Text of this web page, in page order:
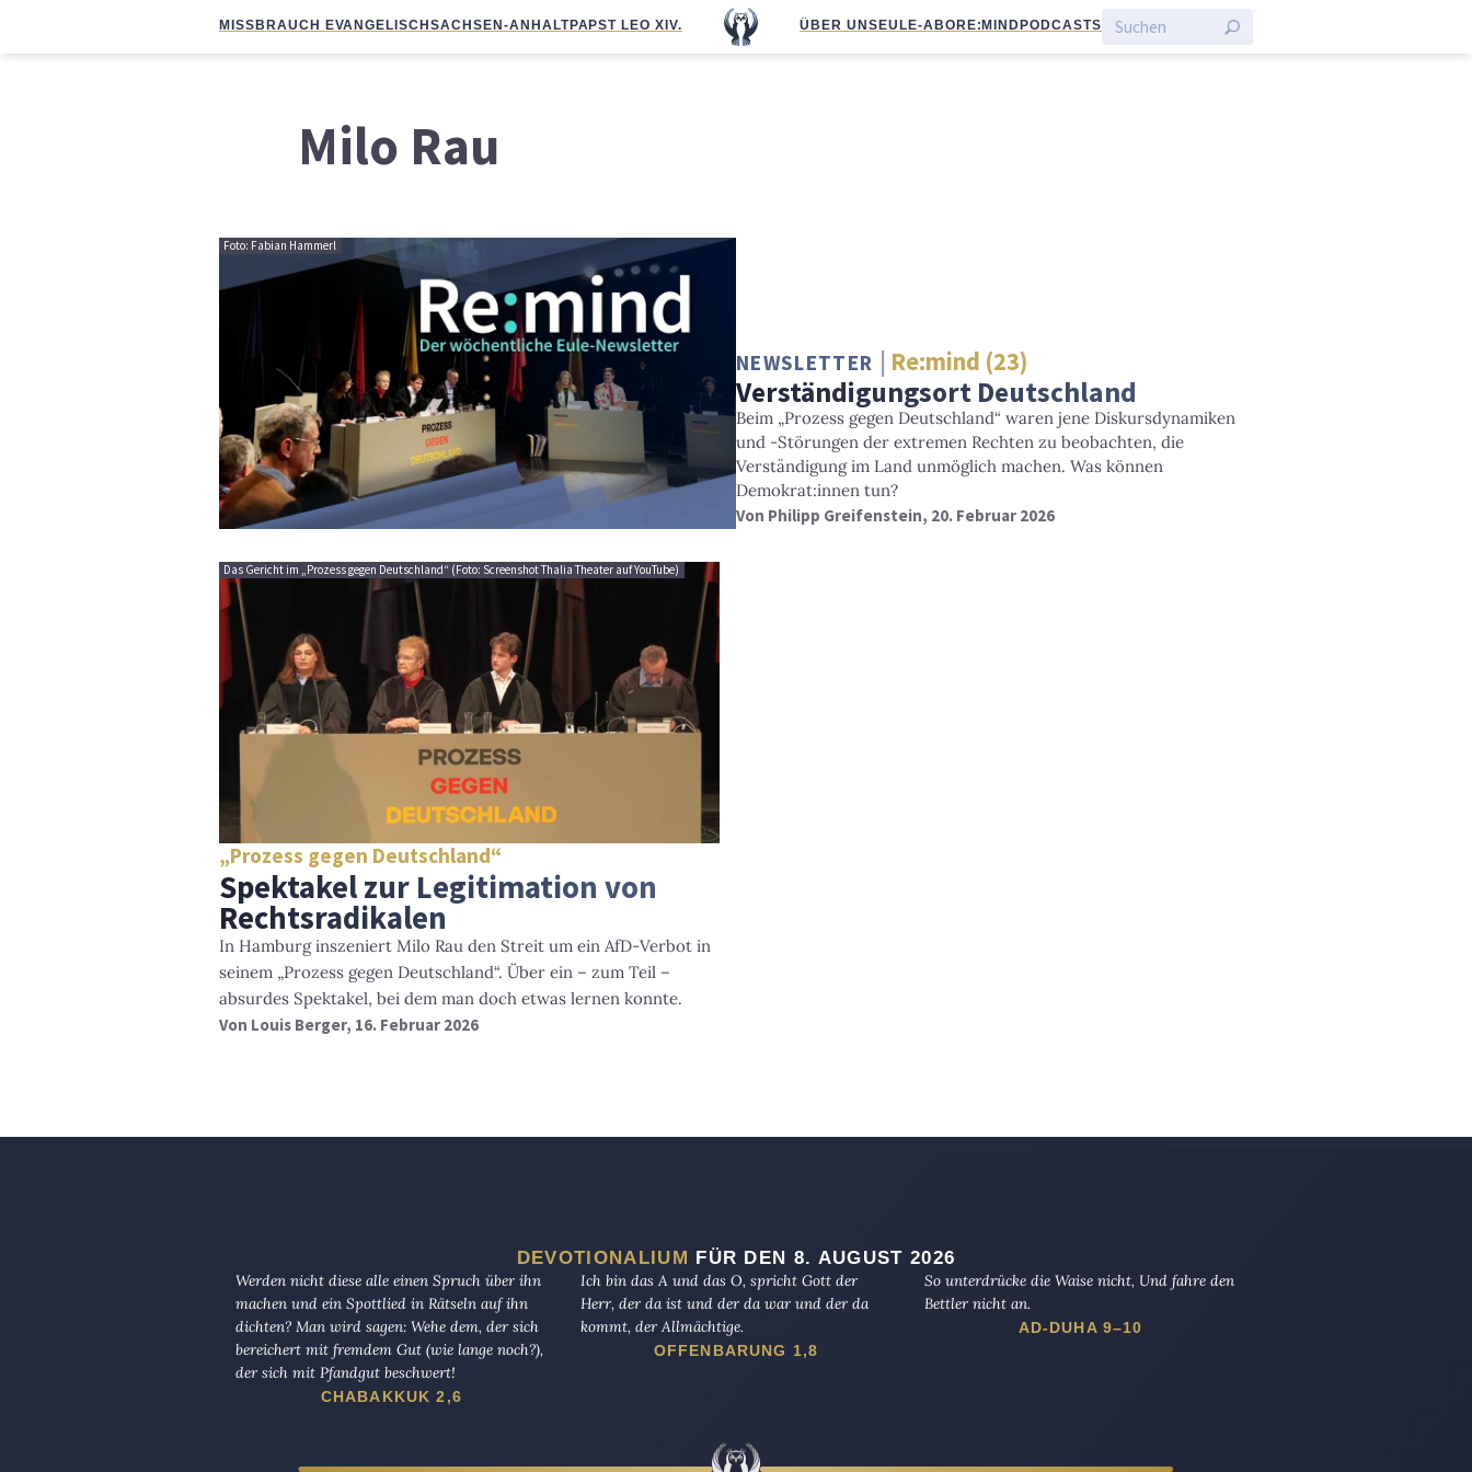
MISSBRAUCH EVANGELISCHSACHSEN-ANHALTPAPST LEO XIV. ÜBER UNS EULE-ABO RE:MIND PODCASTS
Milo Rau
Foto: Fabian Hammerl
NEWSLETTER Re:mind (23)
Verständigungsort Deutschland
Beim „Prozess gegen Deutschland“ waren jene Diskursdynamiken
und -Störungen der extremen Rechten zu beobachten, die
Verständigung im Land unmöglich machen. Was können
Demokrat:innen tun?
Von Philipp Greifenstein, 20. Februar 2026
Das Gericht im „Prozess gegen Deutschland“ (Foto: Screenshot Thalia Theater auf YouTube)
„Prozess gegen Deutschland“
Spektakel zur Legitimation von
Rechtsradikalen
In Hamburg inszeniert Milo Rau den Streit um ein AfD-Verbot in
seinem „Prozess gegen Deutschland“. Über ein – zum Teil –
absurdes Spektakel, bei dem man doch etwas lernen konnte.
Von Louis Berger, 16. Februar 2026
DEVOTIONALIUM FÜR DEN 8. AUGUST 2026
Werden nicht diese alle einen Spruch über ihn
machen und ein Spottlied in Rätseln auf ihn
dichten? Man wird sagen: Wehe dem, der sich
bereichert mit fremdem Gut (wie lange noch?),
der sich mit Pfandgut beschwert!
CHABAKKUK 2,6
Ich bin das A und das O, spricht Gott der
Herr, der da ist und der da war und der da
kommt, der Allmächtige.
OFFENBARUNG 1,8
So unterdrücke die Waise nicht, Und fahre den
Bettler nicht an.
AD-DUHA 9–10